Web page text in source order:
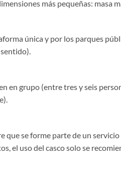
más pequeñas: masa
única y por los parques
en grupo (entre tres y seis
que se forme parte de un
el uso del casco solo se